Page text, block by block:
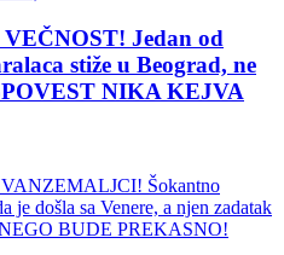
Jedan od
stiže u Beograd, ne
NIKA KEJVA